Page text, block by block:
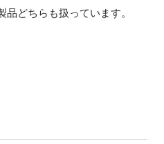
どちらも扱っています。